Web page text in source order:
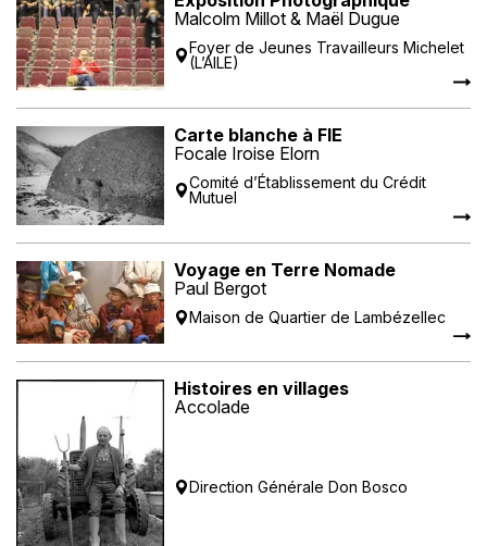
Malcolm Millot & Maël Dugue
Foyer de Jeunes Travailleurs Michelet
(L’AILE)
Carte blanche à FIE
Focale Iroise Elorn
Comité d’Établissement du Crédit
Mutuel
Voyage en Terre Nomade
Paul Bergot
Maison de Quartier de Lambézellec
Histoires en villages
Accolade
Direction Générale Don Bosco